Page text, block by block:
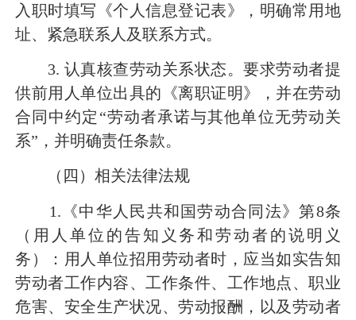
入职时填写《个人信息登记表》，明确常用地
址、紧急联系人及联系方式。
3. 认真核查劳动关系状态。要求劳动者提
供前用人单位出具的《离职证明》，并在劳动
合同中约定“劳动者承诺与其他单位无劳动关
系”，并明确责任条款。
（四）相关法律法规
1.《中华人民共和国劳动合同法》第8条
（用人单位的告知义务和劳动者的说明义
务）：用人单位招用劳动者时，应当如实告知
劳动者工作内容、工作条件、工作地点、职业
危害、安全生产状况、劳动报酬，以及劳动者